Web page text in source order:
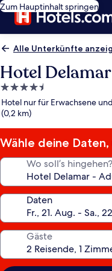
Zum Hauptinhalt springen
Alle Unterkünfte
Hotel
4.5-
Sterne-
Unterkunft
Hotel nur für Erwachsene
(0,2 km)
Wähle deine Daten,
Wo soll’s hingehen?
Daten
Gäste